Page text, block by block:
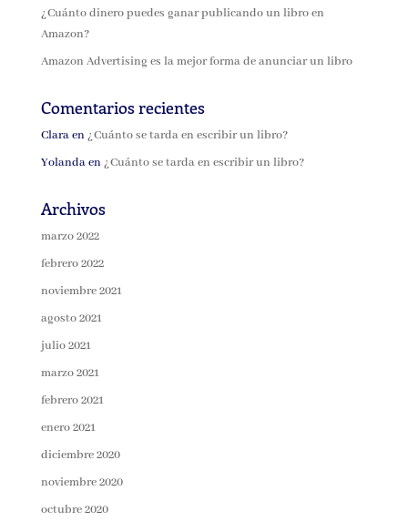
¿Cuánto dinero puedes ganar publicando un libro en
Amazon?
Amazon Advertising es la mejor forma de anunciar un libro
Comentarios recientes
Claraen¿Cuánto se tarda en escribir un libro?
Yolandaen¿Cuánto se tarda en escribir un libro?
Archivos
marzo 2022
febrero 2022
noviembre 2021
agosto 2021
julio 2021
marzo 2021
febrero 2021
enero 2021
diciembre 2020
noviembre 2020
octubre 2020